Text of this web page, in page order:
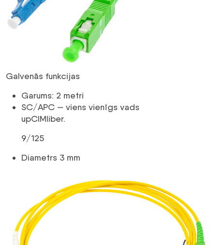
Galvenās funkcijas
Garums: 2 metri
SC/APC — viens vienīgs vads
upCIMliber.
9/125
Diametrs 3 mm